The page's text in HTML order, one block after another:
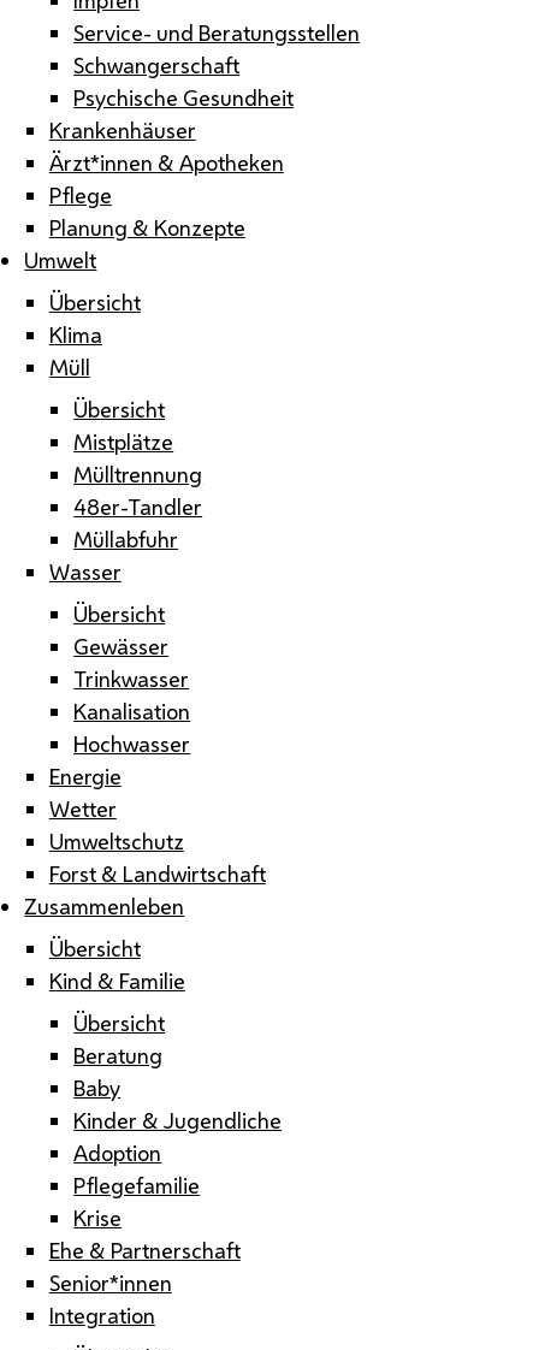
Service- und Beratungsstellen
Schwangerschaft
Psychische Gesundheit
Krankenhäuser
Ärzt*innen & Apotheken
Pflege
Planung & Konzepte
Umwelt
Übersicht
Klima
Müll
Übersicht
Mistplätze
Mülltrennung
48er-Tandler
Müllabfuhr
Wasser
Übersicht
Gewässer
Trinkwasser
Kanalisation
Hochwasser
Energie
Wetter
Umweltschutz
Forst & Landwirtschaft
Zusammenleben
Übersicht
Kind & Familie
Übersicht
Beratung
Baby
Kinder & Jugendliche
Adoption
Pflegefamilie
Krise
Ehe & Partnerschaft
Senior*innen
Integration